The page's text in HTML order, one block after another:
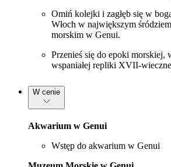
Omiń kolejki i zagłęb się w
Włoch w największym
morskim w Genui.
Przenieś się do epoki morskiej,
wspaniałej repliki XVII-
W cenie
Akwarium w Genui
Wstęp do akwarium w Genui